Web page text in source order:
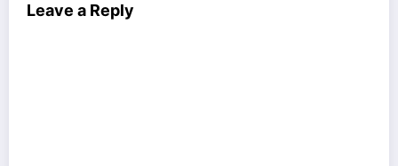
Leave a Reply